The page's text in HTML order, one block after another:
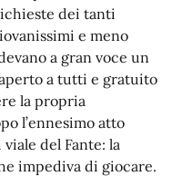
dei tanti
e meno
a gran voce un
a tutti e gratuito
la propria
l’ennesimo atto
del Fante: la
impediva di giocare.